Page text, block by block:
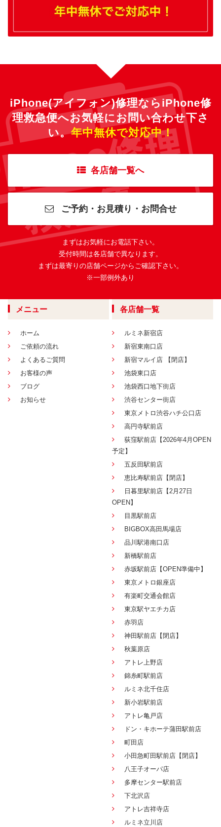
iPhone(アイフォン)修理ならiPhone修
理救急便へお気軽にお問い合わせ下さ
い。年中無休で対応中！
各店舗一覧へ
ご予約・お見積り・お問合せ
まずはお気軽にお電話下さい。
受付時間は各店舗で異なります。
まずは最寄りの店舗ページからご確認下さい。
※一部例外あり
メニュー
ホーム
ご依頼の流れ
よくあるご質問
お客様の声
ブログ
お知らせ
各店舗一覧
ルミネ新宿店
新宿東南口店
新宿マルイ店 【閉店】
池袋東口店
池袋西口地下街店
渋谷センター街店
東京メトロ渋谷ハチ公口店
高円寺駅前店
荻窪駅前店【2026年4月OPEN
予定】
五反田駅前店
恵比寿駅前店【閉店】
日暮里駅前店【2月27日
OPEN】
目黒駅前店
BIGBOX高田馬場店
品川駅港南口店
新橋駅前店
赤坂駅前店【OPEN準備中】
東京メトロ銀座店
有楽町交通会館店
東京駅ヤエチカ店
赤羽店
神田駅前店【閉店】
秋葉原店
アトレ上野店
錦糸町駅前店
ルミネ北千住店
新小岩駅前店
アトレ亀戸店
ドン・キホーテ蒲田駅前店
町田店
小田急町田駅前店【閉店】
八王子オーパ店
多摩センター駅前店
下北沢店
アトレ吉祥寺店
ルミネ立川店